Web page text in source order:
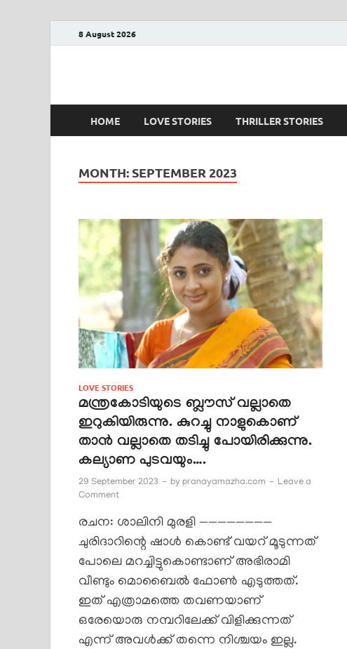
8 August 2026
HOME LOVE STORIES THRILLER STORIES
MONTH: SEPTEMBER 2023
LOVE STORIES
മന്ത്രകോടിയുടെ ബ്ലൗസ് വല്ലാതെ
ഇറുകിയിരുന്നു. കുറച്ചു നാളുകൊണ്
താൻ വല്ലാതെ തടിച്ചു പോയിരിക്കുന്നു.
കല്യാണ പുടവയും….
29 September 2023 - by pranayamazha.com - Leave a
Comment
രചന: ശാലിനി മുരളി ————————
ചുരിദാറിന്റെ ഷാൾ കൊണ്ട് വയറ് മൂടുന്നത്
പോലെ മറച്ചിട്ടുകൊണ്ടാണ് അഭിരാമി
വീണ്ടും മൊബൈൽ ഫോൺ എടുത്തത്.
ഇത് എത്രാമത്തെ തവണയാണ്
ഒരേയൊരു നമ്പറിലേക്ക് വിളിക്കുന്നത്
എന്ന് അവൾക്ക് തന്നെ നിശ്ചയം ഇല്ല.